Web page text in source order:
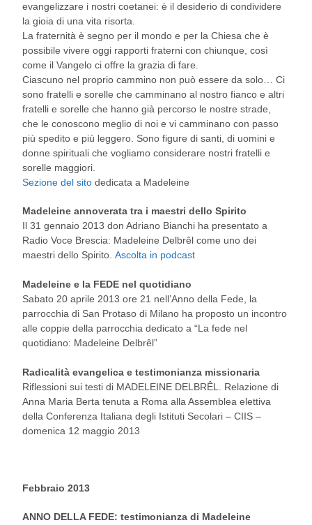
evangelizzare i nostri coetanei: è il desiderio di condividere
la gioia di una vita risorta.
La fraternità è segno per il mondo e per la Chiesa che è
possibile vivere oggi rapporti fraterni con chiunque, così
come il Vangelo ci offre la grazia di fare.
Ciascuno nel proprio cammino non può essere da solo… Ci
sono fratelli e sorelle che camminano al nostro fianco e altri
fratelli e sorelle che hanno già percorso le nostre strade,
che le conoscono meglio di noi e vi camminano con passo
più spedito e più leggero. Sono figure di santi, di uomini e
donne spirituali che vogliamo considerare nostri fratelli e
sorelle maggiori.
Sezione del sito dedicata a Madeleine
Madeleine annoverata tra i maestri dello Spirito
Il 31 gennaio 2013 don Adriano Bianchi ha presentato a
Radio Voce Brescia: Madeleine Delbrêl come uno dei
maestri dello Spirito.Ascolta in podcast
Madeleine e la FEDE nel quotidiano
Sabato 20 aprile 2013 ore 21 nell’Anno della Fede, la
parrocchia di San Protaso di Milano ha proposto un incontro
alle coppie della parrocchia dedicato a “La fede nel
quotidiano: Madeleine Delbrêl”
Radicalità evangelica e testimonianza missionaria
Riflessioni sui testi di MADELEINE DELBRÊL. Relazione di
Anna Maria Berta tenuta a Roma alla Assemblea elettiva
della Conferenza Italiana degli Istituti Secolari – CIIS –
domenica 12 maggio 2013
Febbraio 2013
ANNO DELLA FEDE: testimonianza di Madeleine